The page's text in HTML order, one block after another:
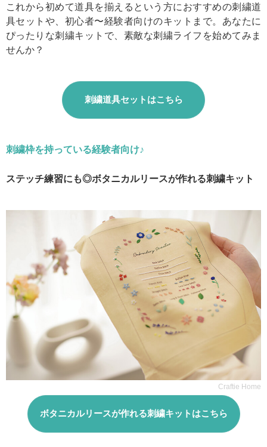
これから初めて道具を揃えるという方におすすめの刺繍道
具セットや、初心者〜経験者向けのキットまで。あなたに
ぴったりな刺繍キットで、素敵な刺繍ライフを始めてみま
せんか？
刺繍道具セットはこちら
刺繍枠を持っている経験者向け♪
ステッチ練習にも◎ボタニカルリースが作れる刺繍キット
Craftie Home
ボタニカルリースが作れる刺繍キットはこちら